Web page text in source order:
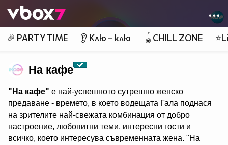
👾
🎉 PARTY TIME 👂 Клю – клю 🪀CHILL ZONE
На кафе
"На кафе" е най-успешното сутрешно женско
предаване - времето, в което водещата Гала поднася
на зрителите най-свежата комбинация от добро
настроение, любопитни теми, интересни гости и
всичко, което интересува съвременната жена. "На